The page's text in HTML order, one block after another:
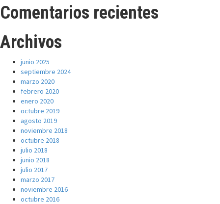
Comentarios recientes
Archivos
junio 2025
septiembre 2024
marzo 2020
febrero 2020
enero 2020
octubre 2019
agosto 2019
noviembre 2018
octubre 2018
julio 2018
junio 2018
julio 2017
marzo 2017
noviembre 2016
octubre 2016